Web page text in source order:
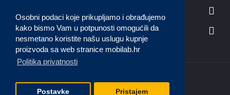
Osobni podaci koje prikupljamo i obrađujemo
kako bismo Vam u potpunosti omogućili da
nesmetano koristite našu uslugu kupnje
proizvoda sa web stranice mobilab.hr
Politika privatnosti
Postavke Pristajem
PLAĆANJE & DOSTAVA
Sva prava Mobilab © 2020 | Web dizajniDEAL MEDIA